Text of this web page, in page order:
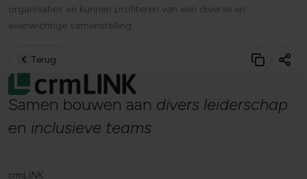
organisaties en kunnen profiteren van een diverse en
evenwichtige samenstelling.
Terug
Samen bouwen aan divers leiderschap
en inclusieve teams
crmLINK